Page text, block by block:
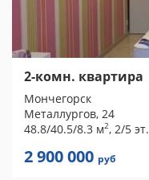
2-комн. квартира
Мончегорск
Металлургов, 24
48.8/40.5/8.3 м2, 2/5 эт.
2 900 000 руб